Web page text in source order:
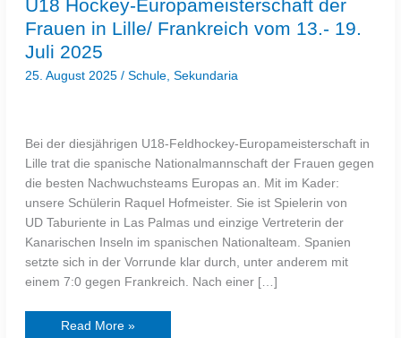
U18 Hockey-Europameisterschaft der
Frauen in Lille/ Frankreich vom 13.- 19.
Juli 2025
25. August 2025 / Schule, Sekundaria
Bei der diesjährigen U18-Feldhockey-Europameisterschaft in
Lille trat die spanische Nationalmannschaft der Frauen gegen
die besten Nachwuchsteams Europas an. Mit im Kader:
unsere Schülerin Raquel Hofmeister. Sie ist Spielerin von
UD Taburiente in Las Palmas und einzige Vertreterin der
Kanarischen Inseln im spanischen Nationalteam. Spanien
setzte sich in der Vorrunde klar durch, unter anderem mit
einem 7:0 gegen Frankreich. Nach einer […]
Europameisterschaft der
Frauen
in
Lille/
Frankreich vom 13.- 19.
2025
Read More »